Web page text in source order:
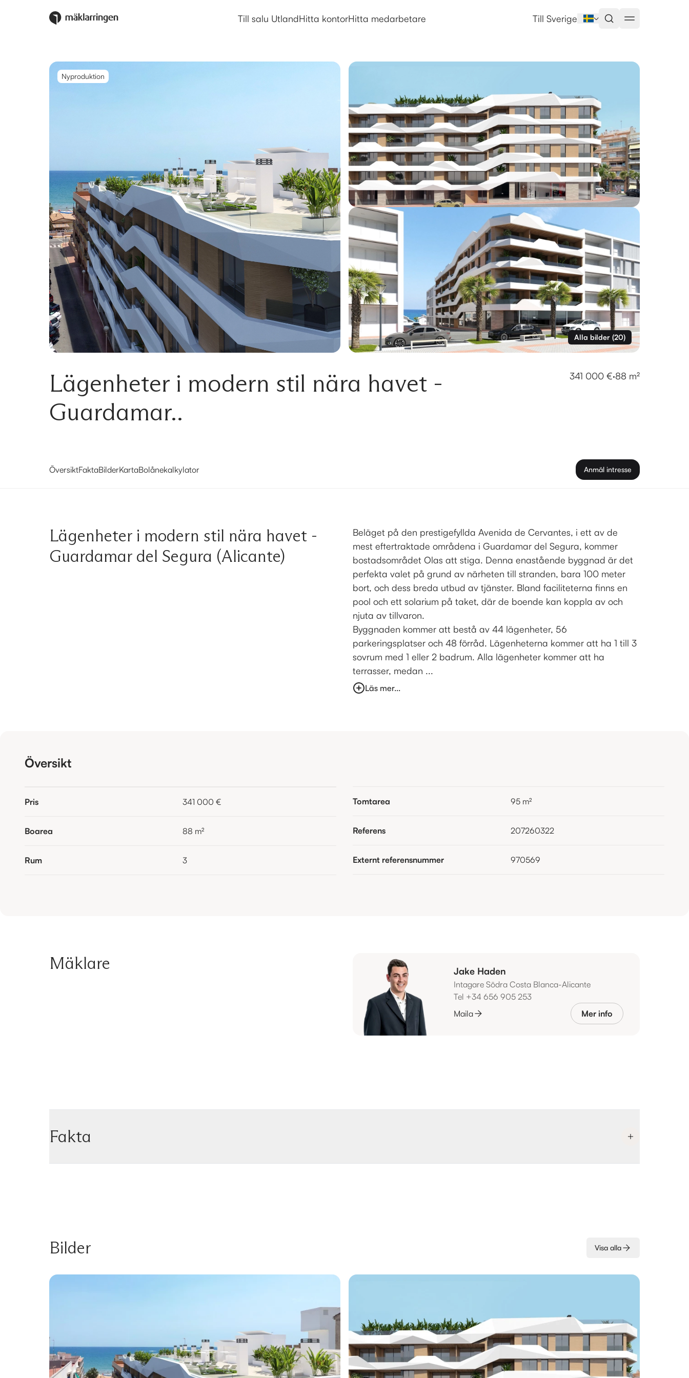
Till salu UtlandHitta kontorHitta medarbetare Till Sverige
Nyproduktion
Alla bilder(20)
Lägenheter i modern stil nära havet -
Guardamar..
341 000 €·88 m²
ÖversiktFaktaBilderKartaBolånekalkylator Anmäl intresse
Lägenheter i modern stil nära havet -
Guardamar del Segura (Alicante)
Beläget på den prestigefyllda Avenida de Cervantes, i ett av de
mest eftertraktade områdena i Guardamar del Segura, kommer
bostadsområdet Olas att stiga. Denna enastående byggnad är det
perfekta valet på grund av närheten till stranden, bara 100 meter
bort, och dess breda utbud av tjänster. Bland faciliteterna finns en
pool och ett solarium på taket, där de boende kan koppla av och
njuta av tillvaron.
Byggnaden kommer att bestå av 44 lägenheter, 56
parkeringsplatser och 48 förråd. Lägenheterna kommer att ha 1 till 3
sovrum med 1 eller 2 badrum. Alla lägenheter kommer att ha
terrasser, medan ...
Läs mer...
Översikt
Pris 341 000 €
Boarea 88 m²
Rum 3
Tomtarea 95 m²
Referens 207260322
Externt referensnummer 970569
Mäklare Jake Haden
Intagare Södra Costa Blanca-Alicante
Tel +34 656 905 253
Maila
Mer info
Fakta
Bilder Visa alla